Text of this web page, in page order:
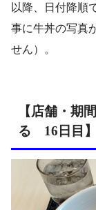
以降、日付降順
事に牛丼の写真
せん）。
【店舗・期
る 16日目】